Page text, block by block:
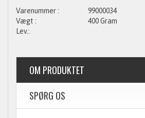
99000034
400 Gram
OM PRODUKTET
SPØRG OS